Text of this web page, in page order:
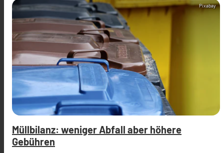
Pixabay
Müllbilanz: weniger Abfall aber höhere
Gebühren